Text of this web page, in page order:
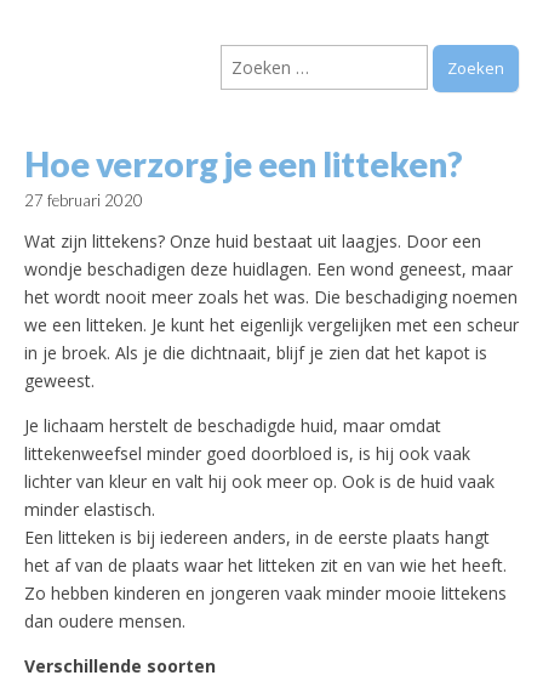
Vereniging
Arnhem e.o.
Zoeken
naar:
Hoe verzorg je een litteken?
27 februari 2020
Wat zijn littekens? Onze huid bestaat uit laagjes. Door een
wondje beschadigen deze huidlagen. Een wond geneest, maar
het wordt nooit meer zoals het was. Die beschadiging noemen
we een litteken. Je kunt het eigenlijk vergelijken met een scheur
in je broek. Als je die dichtnaait, blijf je zien dat het kapot is
geweest.
Je lichaam herstelt de beschadigde huid, maar omdat
littekenweefsel minder goed doorbloed is, is hij ook vaak
lichter van kleur en valt hij ook meer op. Ook is de huid vaak
minder elastisch.
Een litteken is bij iedereen anders, in de eerste plaats hangt
het af van de plaats waar het litteken zit en van wie het heeft.
Zo hebben kinderen en jongeren vaak minder mooie littekens
dan oudere mensen.
Verschillende soorten